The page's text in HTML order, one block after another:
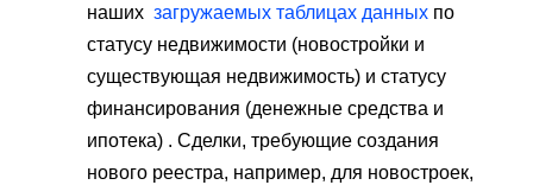
наших загружаемых таблицах данных по
статусу недвижимости (новостройки и
существующая недвижимость) и статусу
финансирования (денежные средства и
ипотека) . Сделки, требующие создания
нового реестра, например, для новостроек,